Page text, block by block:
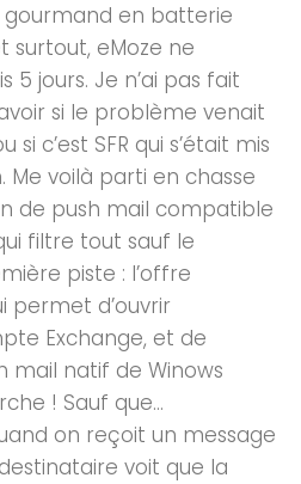
en batterie
surtout, eMoze ne
5 jours. Je n’ai pas fait
si le problème venait
si c’est SFR qui s’était mis
voilà parti en chasse
de push mail compatible
filtre tout sauf le
piste : l’offre
permet d’ouvrir
Exchange, et de
mail natif de Winows
! Sauf que…
on reçoit un message
voit que la